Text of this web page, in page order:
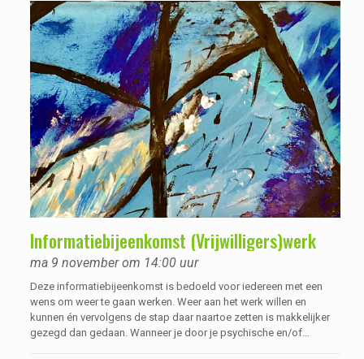
Informatiebijeenkomst (Vrijwilligers)werk
ma 9 november om 14:00 uur
Deze informatiebijeenkomst is bedoeld voor iedereen met een
wens om weer te gaan werken. Weer aan het werk willen en
kunnen én vervolgens de stap daar naartoe zetten is makkelijker
gezegd dan gedaan. Wanneer je door je psychische en/of